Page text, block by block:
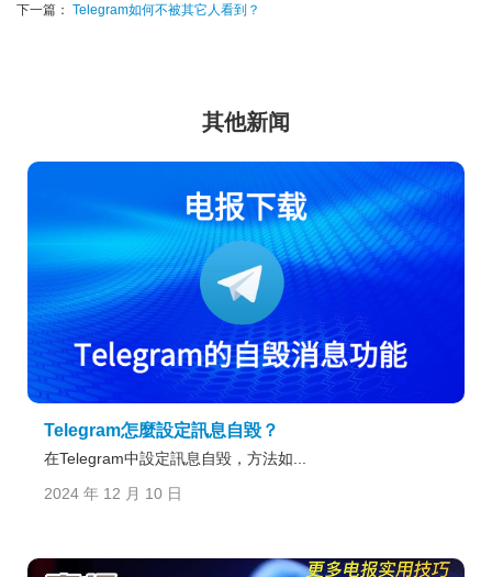
下一篇： Telegram如何不被其它人看到？
其他新闻
Telegram怎麼設定訊息自毀？
在Telegram中設定訊息自毀，方法如...
2024 年 12 月 10 日